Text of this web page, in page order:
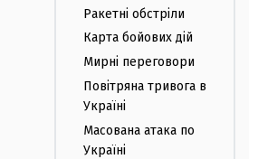
Ракетні обстріли
Карта бойових дій
Мирні переговори
Повітряна тривога в
Україні
Масована атака по
Україні